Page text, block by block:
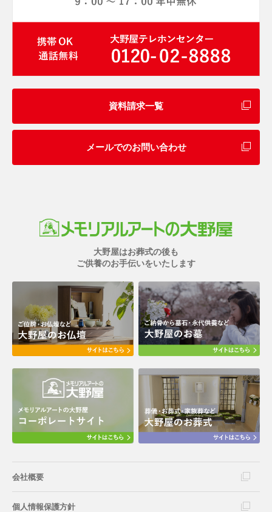
資料請求一覧
メールでのお問い合わせ
大野屋はお葬式の後も
ご供養のお手伝いをいたします
会社概要
個人情報保護方針